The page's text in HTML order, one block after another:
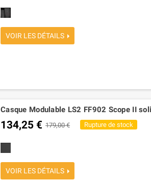
carbon
VOIR LES DÉTAILS
Casque Modulable LS2 FF902 Scope II
134,25 € 179,00 € Rupture de stock
VOIR LES DÉTAILS